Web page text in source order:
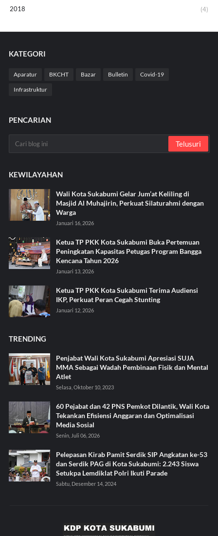
2018
(4)
KATEGORI
Aparatur BKCHT Bazar Bulletin Covid-19
Infrastruktur
PENCARIAN
KEWILAYAHAN
Wali Kota Sukabumi Gelar Jum’at Keliling di
Masjid Al Muhajirin, Perkuat Silaturahmi dengan
Warga
Januari 16, 2026
Ketua TP PKK Kota Sukabumi Buka Pertemuan
Peningkatan Kapasitas Petugas Program Bangga
Kencana Tahun 2026
Januari 13, 2026
Ketua TP PKK Kota Sukabumi Terima Audiensi
IKP, Perkuat Peran Cegah Stunting
Januari 12, 2026
TRENDING
Penjabat Wali Kota Sukabumi Apresiasi SUJA
MMA Sebagai Wadah Pembinaan Fisik dan Mental
Atlet
Selasa, Oktober 10, 2023
60 Pejabat dan 42 PNS Pemkot Dilantik, Wali Kota
Tekankan Efisiensi Anggaran dan Optimalisasi
Media Sosial
Senin, Juli 06, 2026
Pelepasan Kirab Pamit Serdik SIP Angkatan ke-53
dan Serdik PAG di Kota Sukabumi: 2.243 Siswa
Setukpa Lemdiklat Polri Ikuti Parade
Sabtu, Desember 14, 2024